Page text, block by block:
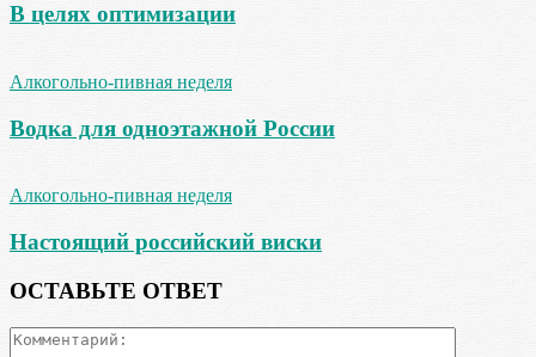
В целях оптимизации
Алкогольно-пивная неделя
Водка для одноэтажной России
Алкогольно-пивная неделя
Настоящий российский виски
ОСТАВЬТЕ ОТВЕТ